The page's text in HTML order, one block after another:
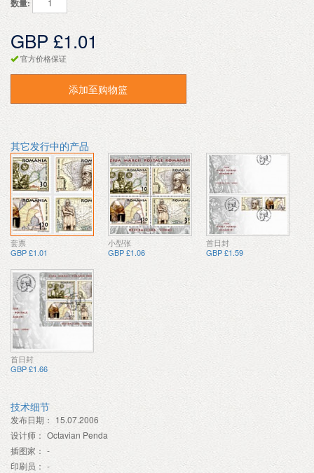
数量:
GBP £1.01
官方价格保证
添加至购物篮
其它发行中的产品
套票
GBP £1.01
小型张
GBP £1.06
首日封
GBP £1.59
首日封
GBP £1.66
技术细节
发布日期： 15.07.2006
设计师： Octavian Penda
插图家： -
印刷员： -